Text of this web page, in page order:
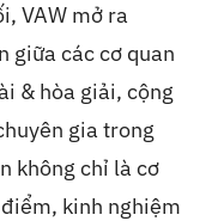
VAW mở ra
giữa các cơ quan
& hòa giải, cộng
gia trong
không chỉ là cơ
kinh nghiệm